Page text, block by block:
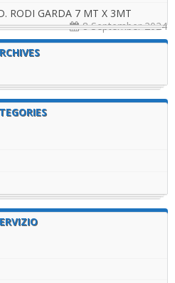
RODI GARDA 7 MT X 3MT
8 September 2024